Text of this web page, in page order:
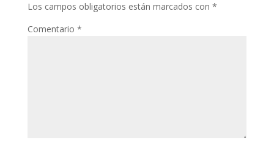
Los campos obligatorios están marcados con *
Comentario *